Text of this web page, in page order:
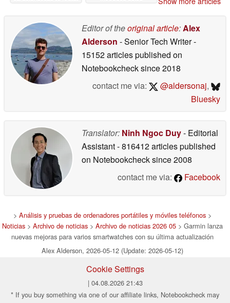
Editor of theoriginal article:Alex
Alderson - Senior Tech Writer-
15152 articles published on
Notebookchecksince 2018
contact me via:
@aldersonaj,
Bluesky
Translator: Ninh Ngoc Duy- Editorial
Assistant- 816412 articles published
on Notebookchecksince 2008
contact me via:
Facebook
> Análisis y pruebas de ordenadores portátiles y móviles teléfonos >
Noticias > Archivo de noticias > Archivo de noticias 2026 05 > Garmin lanza
nuevas mejoras para varios smartwatches con su última actualización
Alex Alderson, 2026-05-12 (Update: 2026-05-12)
Cookie Settings
| 04.08.2026 21:43
* If you buy something via one of our affiliate links, Notebookcheck may